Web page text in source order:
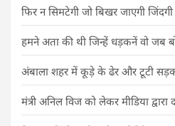
फिर न सिमटेगी जो बिखर जाएगी
हमने अता की थी जिन्हें धड़कनें वो जब
अंबाला शहर में कूड़े के ढेर और टूटी
मंत्री अनिल विज को लेकर मीडिया